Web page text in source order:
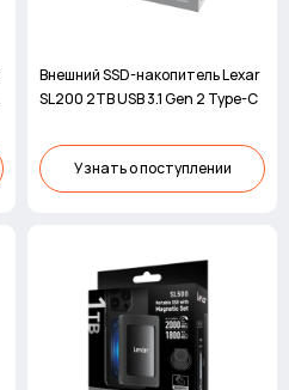
Внешний SSD-накопитель Lexar
SL200 2TB USB 3.1 Gen 2 Type-C
Узнать о поступлении